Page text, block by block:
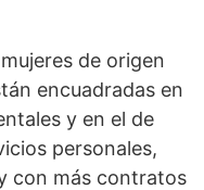
de origen
encuadradas en
y en el de
personales,
con más contratos